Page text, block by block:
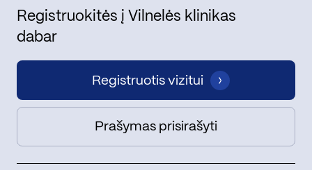
Registruokitės į Vilnelės klinikas
dabar
Registruotis vizitui
Prašymas prisirašyti